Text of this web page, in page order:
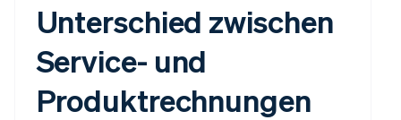
Unterschied zwischen
Service- und
Produktrechnungen